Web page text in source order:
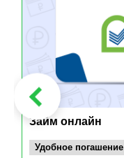
Займ онлайн
Удобное погашение